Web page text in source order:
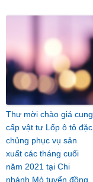
Thư mời chào giá cung
cấp vật tư Lốp ô tô đặc
chủng phục vụ sản
xuất các tháng cuối
năm 2021 tại Chi
nhánh Mỏ tuyển đồng